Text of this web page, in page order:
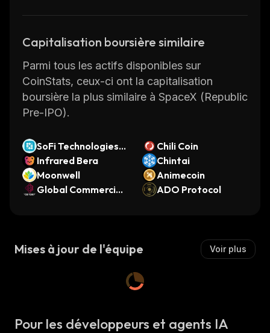
Capitalisation boursière similaire
Parmi tous les actifs disponibles sur
CoinStats, ceux-ci ont la capitalisation
boursière la plus similaire à SpaceX (Republic
Pre-IPO).
SoFi Technologies
(Ondo Tokenized St
ock)
Chili Coin
Infrared Bera
Chintai
Moonwell
Animecoin
Global Commercial
ADO Protocol
Mises à jour de l'équipe Voir plus
Pour les développeurs et agents IA